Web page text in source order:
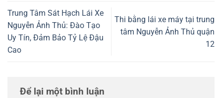
Trung Tâm Sát Hạch Lái Xe
Nguyễn Ảnh Thủ: Đào Tạo
Uy Tín, Đảm Bảo Tỷ Lệ Đậu
Cao
Thi bằng lái xe máy tại trung
tâm Nguyễn Ảnh Thủ quận
12
Để lại một bình luận